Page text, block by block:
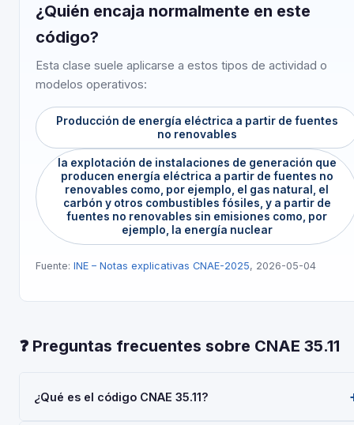
¿Quién encaja normalmente en este
código?
Esta clase suele aplicarse a estos tipos de actividad o
modelos operativos:
Producción de energía eléctrica a partir de fuentes
no renovables
la explotación de instalaciones de generación que
producen energía eléctrica a partir de fuentes no
renovables como, por ejemplo, el gas natural, el
carbón y otros combustibles fósiles, y a partir de
fuentes no renovables sin emisiones como, por
ejemplo, la energía nuclear
Fuente: INE – Notas explicativas CNAE-2025, 2026-05-04
❓ Preguntas frecuentes sobre CNAE 35.11
¿Qué es el código CNAE 35.11?